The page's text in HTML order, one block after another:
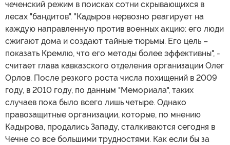
чеченский режим в поисках сотни скрывающихся в
лесах "бандитов". "Кадыров нервозно реагирует на
каждую направленную против военных акцию: его люди
сжигают дома и создают тайные тюрьмы. Его цель –
показать Кремлю, что его методы более эффективны", -
считает глава кавказского отделения организации Олег
Орлов. После резкого роста числа похищений в 2009
году, в 2010 году, по данным "Мемориала", таких
случаев пока было всего лишь четыре. Однако
правозащитные организации, которые, по мнению
Кадырова, продались Западу, сталкиваются сегодня в
Чечне со все большими трудностями. Как если бы за